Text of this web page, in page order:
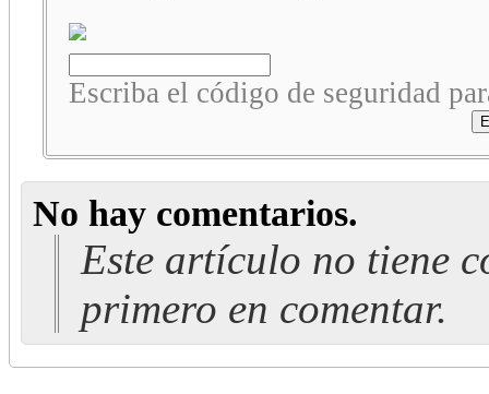
Escriba el código de seguridad
No hay comentarios.
Este artículo no tiene
primero en comentar.